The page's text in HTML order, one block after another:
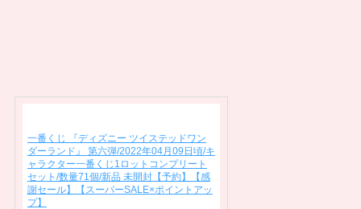
一番くじ 『ディズニー ツイステッドワン
ダーランド』 第六弾/2022年04月09日頃/キ
ャラクター一番くじ1ロットコンプリート
セット/数量71個/新品 未開封【予約】【感
謝セール】【スーパーSALE×ポイントアッ
プ】